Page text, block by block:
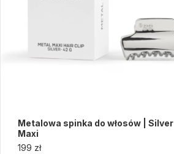
Metalowa spinka do włosów | Silver
Maxi
199 zł